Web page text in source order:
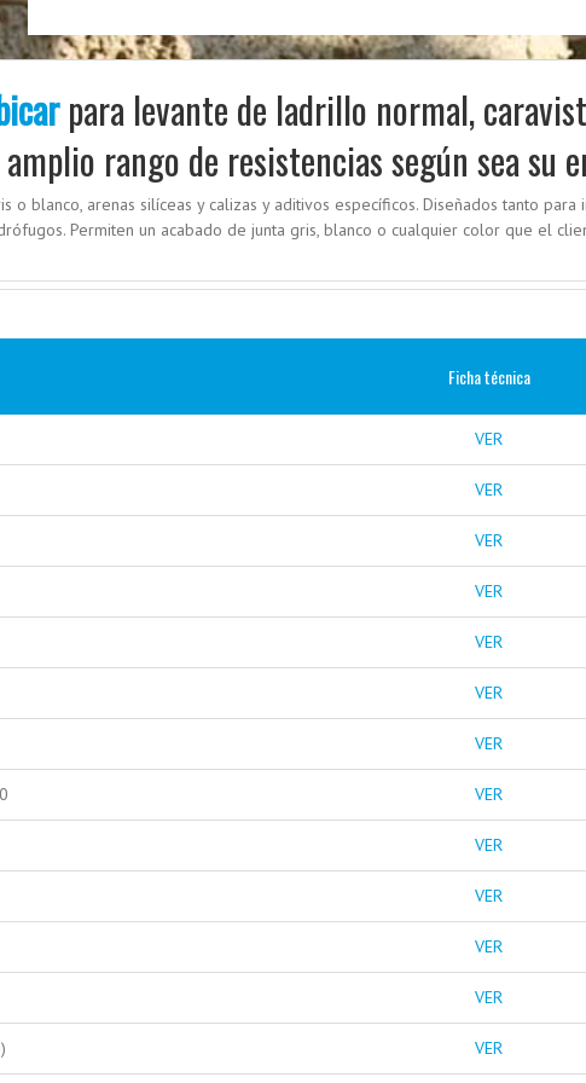
para levante de ladrillo normal,
amplio rango de resistencias según sea su
o blanco, arenas silíceas y calizas y aditivos específicos. Diseñados tanto
Permiten un acabado de junta gris, blanco o cualquier color que el
Ficha técnica
VER
VER
VER
VER
VER
VER
VER
VER
VER
VER
VER
VER
VER